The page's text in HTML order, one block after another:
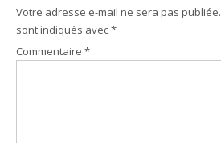
Votre adresse e-mail ne sera pas publiée.
sont indiqués avec*
Commentaire *